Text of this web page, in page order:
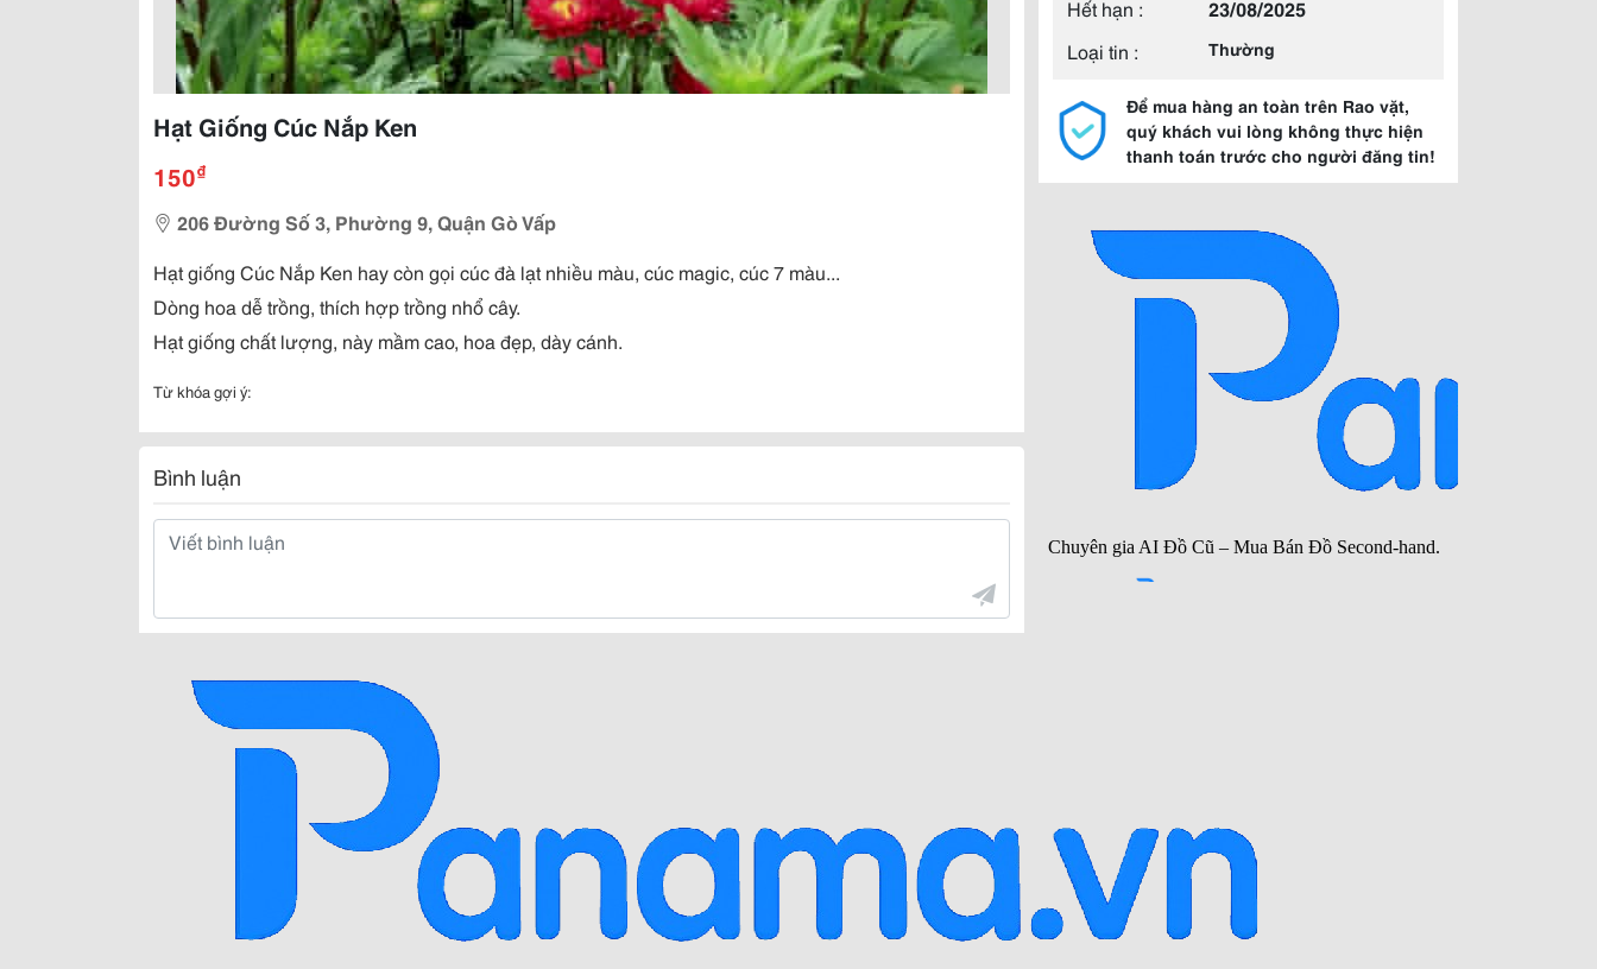
Hạt Giống Cúc Nắp Ken
150₫
206 Đường Số 3, Phường 9, Quận Gò Vấp
Hạt giống Cúc Nắp Ken hay còn gọi cúc đà lạt nhiều màu, cúc magic, cúc 7 màu...
Dòng hoa dễ trồng, thích hợp trồng nhổ cây.
Hạt giống chất lượng, này mầm cao, hoa đẹp, dày cánh.
Từ khóa gợi ý:
Bình luận
Hết hạn :
23/08/2025
Loại tin :
Thường
Để mua hàng an toàn trên Rao vặt,
quý khách vui lòng không thực hiện
thanh toán trước cho người đăng tin!